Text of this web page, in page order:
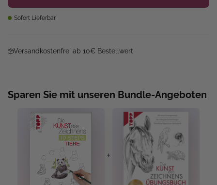
Sofort Lieferbar
Versandkostenfrei ab 10€ Bestellwert
Sparen Sie mit unseren Bundle-Angeboten
+